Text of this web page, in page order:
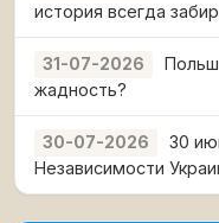
история всегда
31-07-2026
жадность?
30-07-2026
30
Независимости